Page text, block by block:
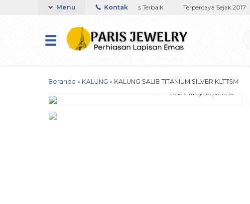
Toko Titanium Lapisan Emas Terbaik Terpercaya Sejak 2017
Menu Kontak
Beranda » KALUNG » KALUNG SALIB TITANIUM SILVER KLTTSM
click image to preview